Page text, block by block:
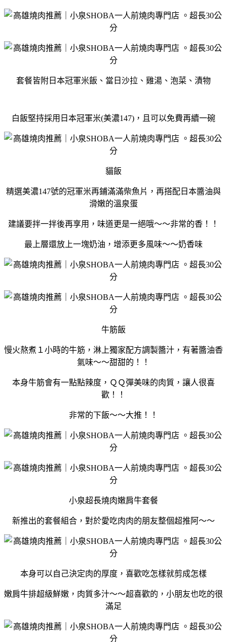
套餐皆附日本冠軍米飯、當日沙拉、雞湯、泡菜、漬物
白飯堅持採用日本冠軍米(美濃147)，且可以免費再續一碗
貓飯
精選美濃147號的冠軍米再鋪滿滿柴魚片，再搭配日本醬油與
滑嫩的溫泉蛋
建議要拌一拌後再享用，味道更是一絕哦～～非常的香！！
最上層還放上一塊奶油，增添更多風味～～奶香味
牛筋飯
慢火熬煮１小時的牛筋，淋上獨家配方調製醬汁，有著醬油香
氣味～～甜甜的！！
本身牛筋會有一點點辣度，ＱＱ彈美味的肉質，讓人很喜
歡！！
非常的下飯～～大推！！
小泉超長燒肉嫩肩牛套餐
新推出的套餐組合，對於愛吃肉肉的朋友整個超推阿～～
本身可以自己決定肉的厚度，喜歡吃怎樣就剪成怎樣
嫩肩牛排超級鮮嫩，肉質多汁～～超喜歡的，小朋友也吃的很
滿足